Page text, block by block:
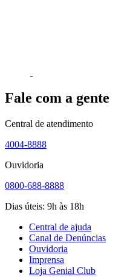
Fale com a gente
Central de atendimento
4004-8888
Ouvidoria
0800-688-8888
Dias úteis: 9h às 18h
Central de ajuda
Canal de Denúncias
Ouvidoria
Imprensa
Loja Genial Club